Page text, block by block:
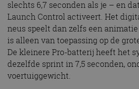
slechts 6,7 seconden als je – en
Launch Control activeert. Het
neus speelt dan zelfs een
is alleen van toepassing op de
De kleinere Pro-batterij heeft het
dezelfde sprint in 7,5 seconden,
voertuiggewicht.